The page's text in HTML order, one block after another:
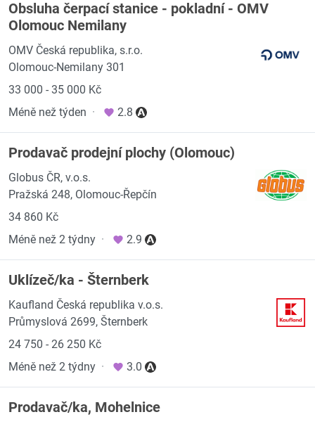
Obsluha čerpací stanice - pokladní - OMV
Olomouc Nemilany
OMV Česká republika, s.r.o.
Olomouc-Nemilany 301
33 000 - 35 000 Kč
Méně než týden · 2.8
Prodavač prodejní plochy (Olomouc)
Globus ČR, v.o.s.
Pražská 248, Olomouc-Řepčín
34 860 Kč
Méně než 2 týdny · 2.9
Uklízeč/ka - Šternberk
Kaufland Česká republika v.o.s.
Průmyslová 2699, Šternberk
24 750 - 26 250 Kč
Méně než 2 týdny · 3.0
Prodavač/ka, Mohelnice